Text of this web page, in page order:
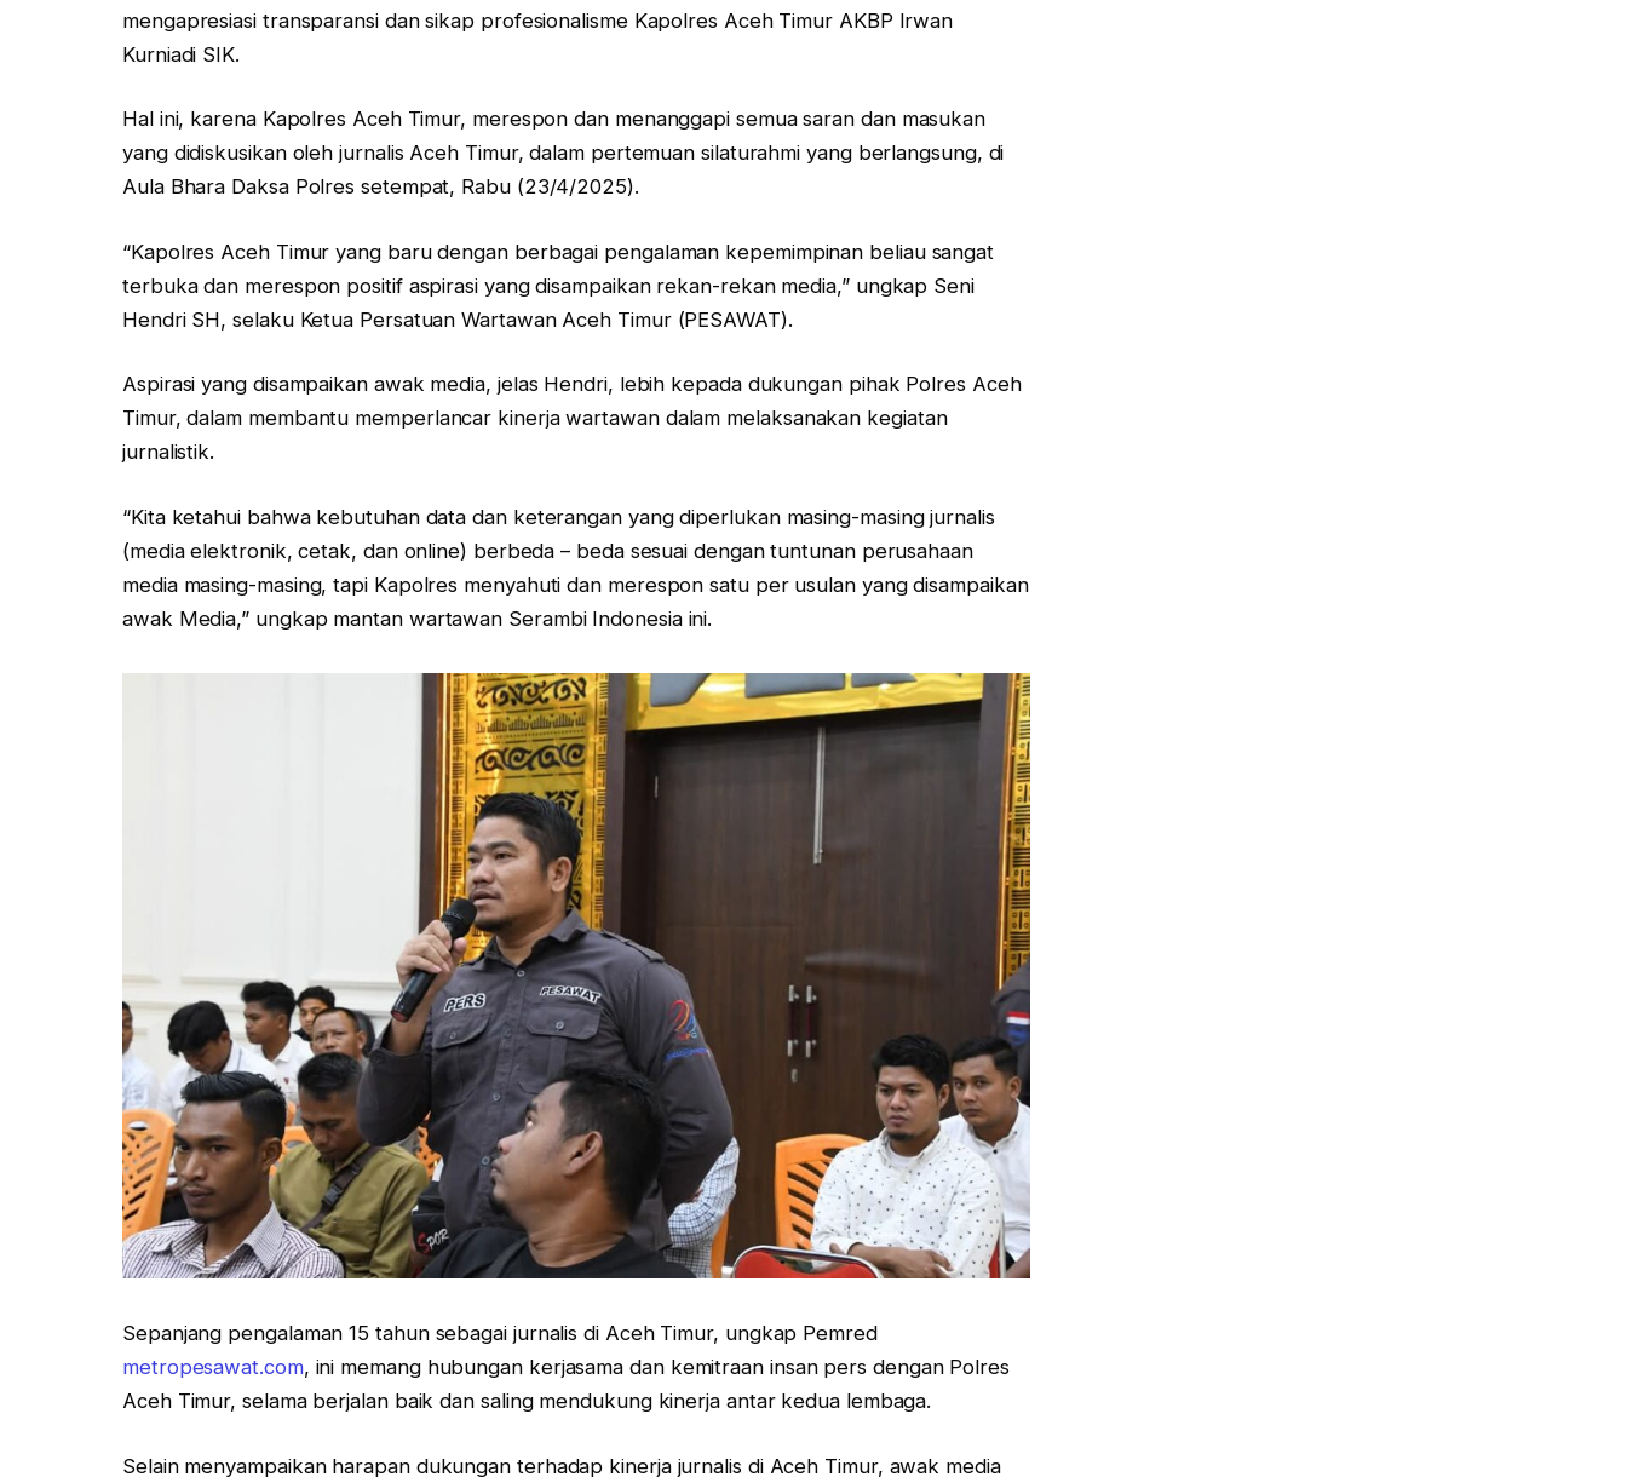
mengapresiasi transparansi dan sikap profesionalisme Kapolres Aceh Timur AKBP Irwan
Kurniadi SIK.
Hal ini, karena Kapolres Aceh Timur, merespon dan menanggapi semua saran dan masukan
yang didiskusikan oleh jurnalis Aceh Timur, dalam pertemuan silaturahmi yang berlangsung, di
Aula Bhara Daksa Polres setempat, Rabu (23/4/2025).
“Kapolres Aceh Timur yang baru dengan berbagai pengalaman kepemimpinan beliau sangat
terbuka dan merespon positif aspirasi yang disampaikan rekan-rekan media,” ungkap Seni
Hendri SH, selaku Ketua Persatuan Wartawan Aceh Timur (PESAWAT).
Aspirasi yang disampaikan awak media, jelas Hendri, lebih kepada dukungan pihak Polres Aceh
Timur, dalam membantu memperlancar kinerja wartawan dalam melaksanakan kegiatan
jurnalistik.
“Kita ketahui bahwa kebutuhan data dan keterangan yang diperlukan masing-masing jurnalis
(media elektronik, cetak, dan online) berbeda – beda sesuai dengan tuntunan perusahaan
media masing-masing, tapi Kapolres menyahuti dan merespon satu per usulan yang disampaikan
awak Media,” ungkap mantan wartawan Serambi Indonesia ini.
Sepanjang pengalaman 15 tahun sebagai jurnalis di Aceh Timur, ungkap Pemred
metropesawat.com, ini memang hubungan kerjasama dan kemitraan insan pers dengan Polres
Aceh Timur, selama berjalan baik dan saling mendukung kinerja antar kedua lembaga.
Selain menyampaikan harapan dukungan terhadap kinerja jurnalis di Aceh Timur, awak media